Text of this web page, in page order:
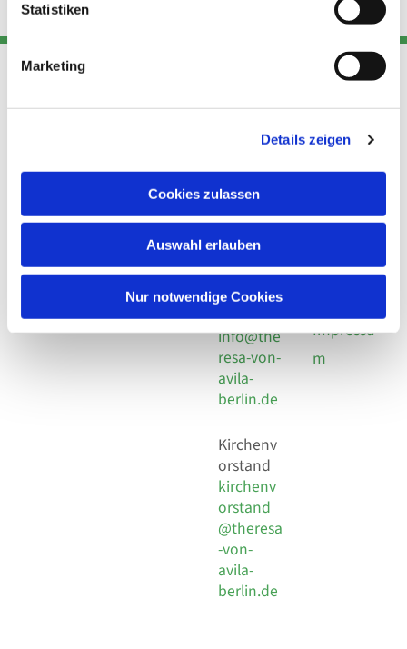
Statistiken
Marketing
Details zeigen
Cookies zulassen
Auswahl erlauben
Nur notwendige Cookies
Adresse
Kirchengemeinde Pfarrei
Hl. Theresa von Avila Berlin
Nordost
Leitender Pfarrer - Norbert
Pomplun
Behaimstr. 39
Kont
Telefon
+49 30
Fax +49
30 924 54
18
E-Mail
info@the
resa-von-
avila-
berlin.de
Kirchenv
orstand
kirchenv
orstand
@theresa
-von-
avila-
berlin.de
Links
Datensch
Social
Impressu
m